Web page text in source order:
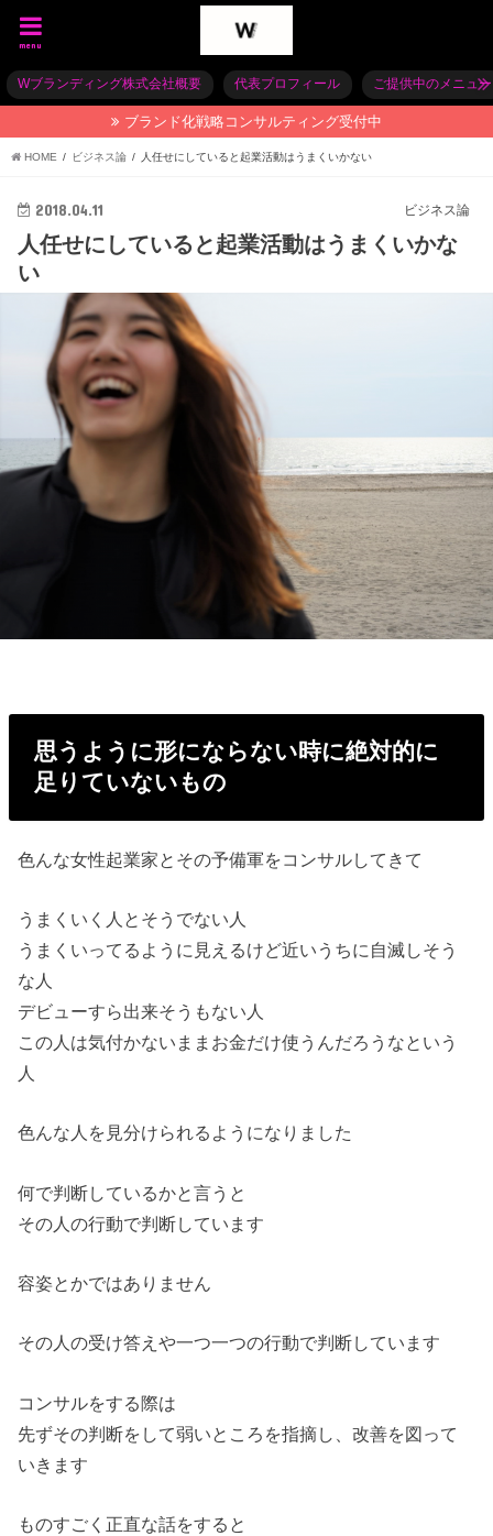
menu
Wブランディング株式会社概要 代表プロフィール ご提供中のメニュー
ブランド化戦略コンサルティング受付中
HOME ビジネス論 人任せにしていると起業活動はうまくいかない
ビジネス論
2018.04.11
人任せにしていると起業活動はうまくいかな
い
思うように形にならない時に絶対的に
足りていないもの
色んな女性起業家とその予備軍をコンサルしてきて
うまくいく人とそうでない人
うまくいってるように見えるけど近いうちに自滅しそう
な人
デビューすら出来そうもない人
この人は気付かないままお金だけ使うんだろうなという
人
色んな人を見分けられるようになりました
何で判断しているかと言うと
その人の行動で判断しています
容姿とかではありません
その人の受け答えや一つ一つの行動で判断しています
コンサルをする際は
先ずその判断をして弱いところを指摘し、改善を図って
いきます
ものすごく正直な話をすると